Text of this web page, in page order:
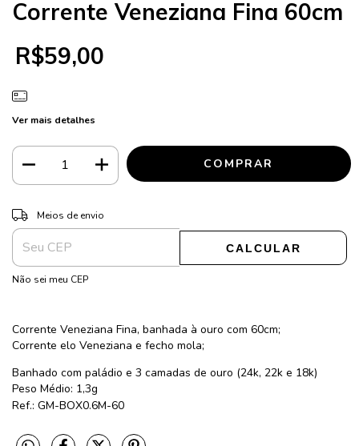
Corrente Veneziana Fina 60cm
R$59,00
Ver mais detalhes
Entregas para o CEP:
Meios de envio
CALCULAR
Não sei meu CEP
Corrente Veneziana Fina, banhada à ouro com 60cm;
Corrente elo Veneziana e fecho mola;
Banhado com paládio e 3 camadas de ouro (24k, 22k e 18k)
Peso Médio: 1,3g
Ref.: GM-BOX0.6M-60